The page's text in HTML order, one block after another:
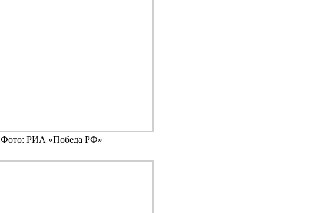
Фото: РИА «Победа РФ»